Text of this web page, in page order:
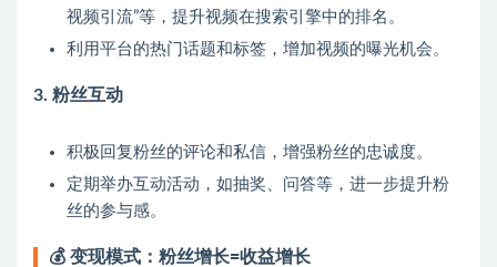
视频引流”等，提升视频在搜索引擎中的排名。
利用平台的热门话题和标签，增加视频的曝光机会。
3. 粉丝互动
积极回复粉丝的评论和私信，增强粉丝的忠诚度。
定期举办互动活动，如抽奖、问答等，进一步提升粉
丝的参与感。
💰 变现模式：粉丝增长=收益增长